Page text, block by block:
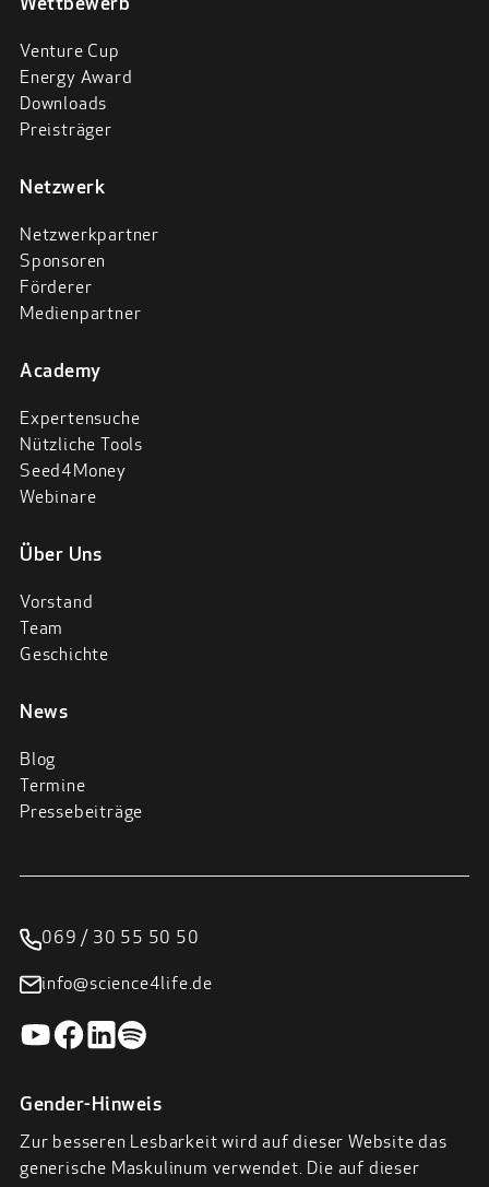
Wettbewerb
Venture Cup
Energy Award
Downloads
Preisträger
Netzwerk
Netzwerkpartner
Sponsoren
Förderer
Medienpartner
Academy
Expertensuche
Nützliche Tools
Seed4Money
Webinare
Über Uns
Vorstand
Team
Geschichte
News
Blog
Termine
Pressebeiträge
069 / 30 55 50 50
info@science4life.de
Gender-Hinweis
Zur besseren Lesbarkeit wird auf dieser Website das
generische Maskulinum verwendet. Die auf dieser